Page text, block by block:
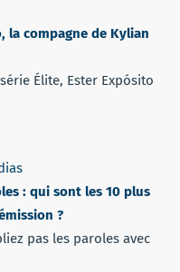
la compagne de Kylian
Élite, Ester Expósito
: qui sont les 10 plus
?
pas les paroles avec